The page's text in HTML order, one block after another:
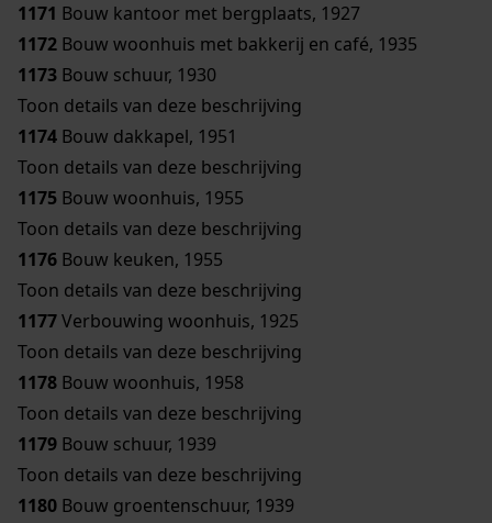
1171 Bouw kantoor met bergplaats, 1927
1172 Bouw woonhuis met bakkerij en café, 1935
1173 Bouw schuur, 1930
Toon details van deze beschrijving
1174 Bouw dakkapel, 1951
Toon details van deze beschrijving
1175 Bouw woonhuis, 1955
Toon details van deze beschrijving
1176 Bouw keuken, 1955
Toon details van deze beschrijving
1177Verbouwing woonhuis, 1925
Toon details van deze beschrijving
1178 Bouw woonhuis, 1958
Toon details van deze beschrijving
1179 Bouw schuur, 1939
Toon details van deze beschrijving
1180 Bouw groentenschuur, 1939